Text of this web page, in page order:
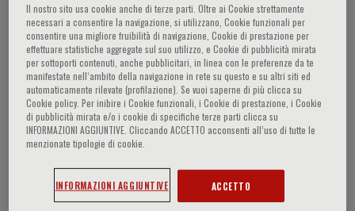
HOME PAGE / CORSI ED EVENTI / RELATORE
Dorairaj Prabhakaran
Partecipazioni del relatore
Il nostro sito usa cookie anche di terze parti. Oltre ai Cookie strettamente
necessari a consentire la navigazione, si utilizzano, Cookie funzionali per
consentire una migliore fruibilità di navigazione, Cookie di prestazione per
effettuare statistiche aggregate sul suo utilizzo, e Cookie di pubblicità mirata
per sottoporti contenuti, anche pubblicitari, in linea con le preferenze da te
manifestate nell‘ambito della navigazione in rete su questo e su altri siti ed
automaticamente rilevate (profilazione). Se vuoi saperne di più clicca su
Cookie policy. Per inibire i Cookie funzionali, i Cookie di prestazione, i Cookie
di pubblicità mirata e/o i cookie di specifiche terze parti clicca su
INFORMAZIONI AGGIUNTIVE. Cliccando ACCETTO acconsenti all’uso di tutte le
menzionate tipologie di cookie.
INFORMAZIONI AGGIUNTIVE ACCETTO